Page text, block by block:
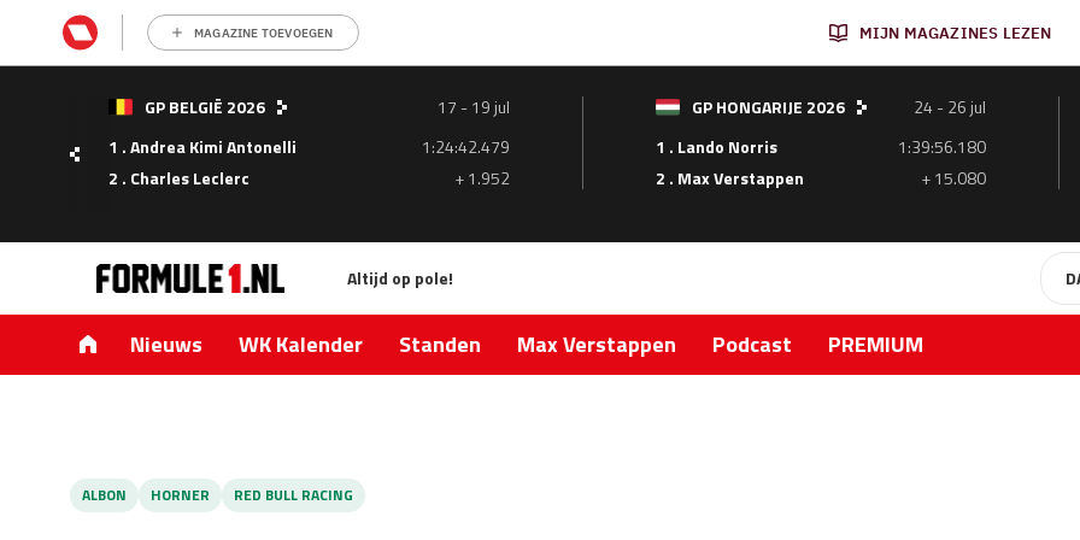
MAGAZINE TOEVOEGEN MIJN MAGAZINES LEZEN
GP BELGIË 2026
17 - 19 jul
1 . Andrea Kimi Antonelli
1:24:42.479
2 . Charles Leclerc
+ 1.952
GP HONGARIJE 2026
24 - 26 jul
1 . Lando Norris
1:39:56.180
2 . Max Verstappen
+ 15.080
Altijd op pole!
Nieuws WK Kalender Standen Max Verstappen Podcast PREMIUM
ALBON HORNER RED BULL RACING